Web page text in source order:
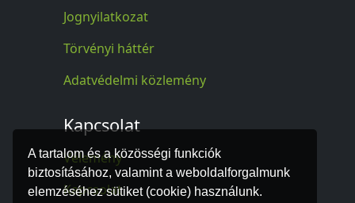
A tartalom és a közösségi funkciók
biztosításához, valamint a weboldalforgalmunk
elemzéséhez sütiket (cookie) használunk.
Jognyilatkozat
Törvényi háttér
Adatvédelmi közlemény
Kapcsolat
Vélemény
Kapcsolat